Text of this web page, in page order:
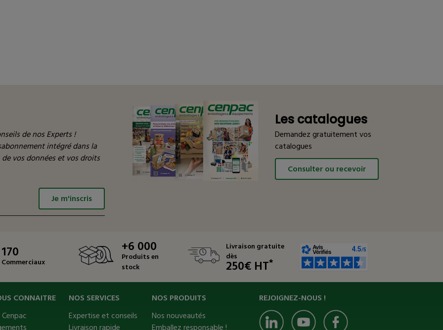
de nos Experts !
intégré dans la
vos données et vos droits
Je m'inscris
Les catalogues
Demandez gratuitement vos
catalogues
Consulter ou recevoir
170
Commerciaux
+6 000
Produits en
stock
Livraison gratuite
dès
250€ HT*
CONNAITRE
NOS SERVICES
Expertise et conseils
NOS PRODUITS
Nos nouveautés
REJOIGNEZ-NOUS !